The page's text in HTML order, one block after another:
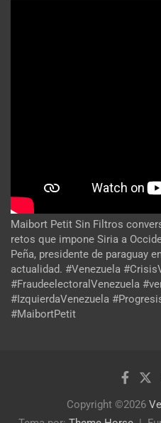
Maibort Petit Sin Filtros
retos que impone Siria a
Peña, presidente de paraguay
actualidad. #Venezuela
#FraudeelectoralVenezuela
#IzquierdaVenezuela
#MaibortPetit
Copyright ©2026